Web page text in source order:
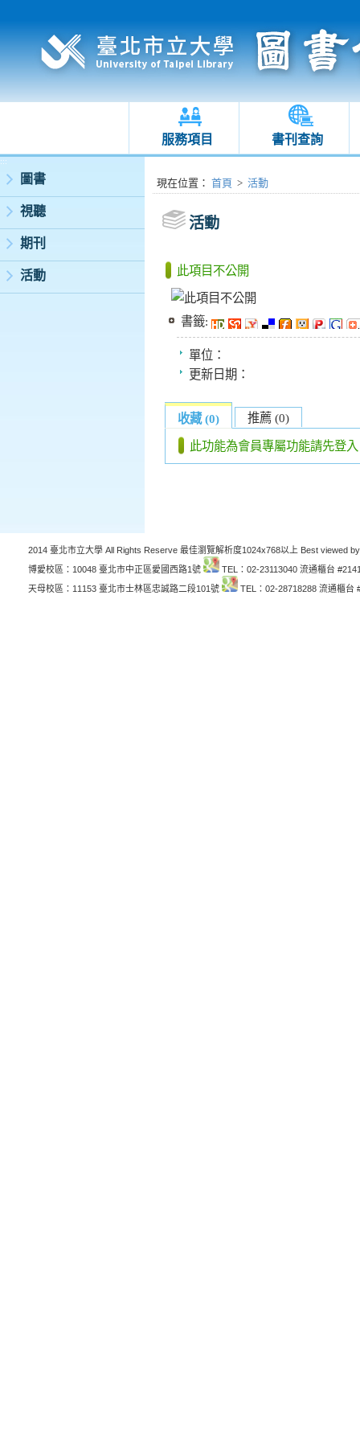
服務項目 書刊查詢
:::
圖書
視聽
期刊
活動
:::現在位置 ： 首頁 > 活動
活動
此項目不公開
書籤:
單位：
更新日期：
收藏 (0) 推薦 (0)
此功能為會員專屬功能請先登入
2014 臺北市立大學 All Rights Reserve 最佳瀏覽解析度1024x768以上 Best viewed
博愛校區：10048 臺北市中正區愛國西路1號
TEL：02-23113040 流通櫃台
天母校區：11153 臺北市士林區忠誠路二段101號
TEL：02-28718288 流通櫃台